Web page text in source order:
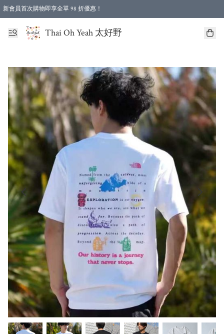
新會員首次購物即享全單 98 折優惠！
特選會員可享全單低至 96 折優惠！
Thai Oh Yeah 太好野